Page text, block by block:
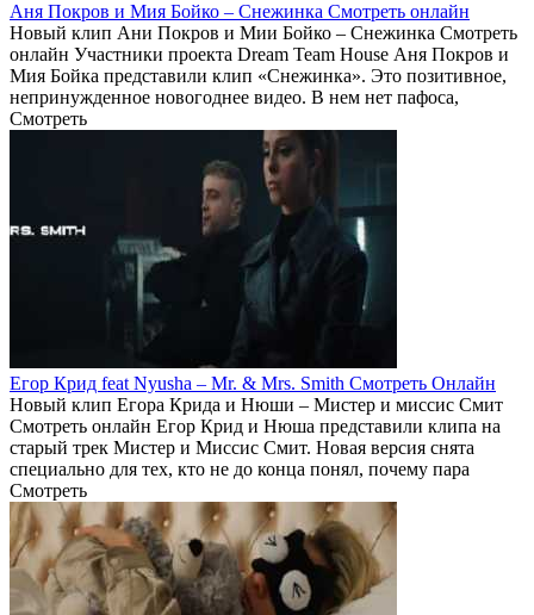
Аня Покров и Мия Бойко – Снежинка Смотреть онлайн
Новый клип Ани Покров и Мии Бойко – Снежинка Смотреть
онлайн Участники проекта Dream Team House Аня Покров и
Мия Бойка представили клип «Снежинка». Это позитивное,
непринужденное новогоднее видео. В нем нет пафоса,
Смотреть
Егор Крид feat Nyusha – Mr. & Mrs. Smith Смотреть Онлайн
Новый клип Егора Крида и Нюши – Мистер и миссис Смит
Смотреть онлайн Егор Крид и Нюша представили клипа на
старый трек Мистер и Миссис Смит. Новая версия снята
специально для тех, кто не до конца понял, почему пара
Смотреть